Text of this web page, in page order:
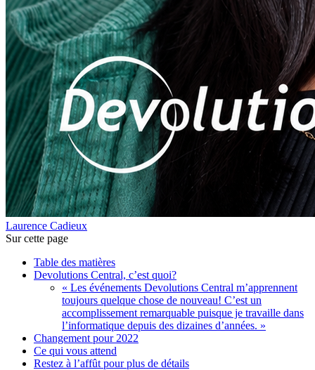
Laurence Cadieux
Sur cette page
Table des matières
Devolutions Central, c’est quoi?
« Les événements Devolutions Central m’apprennent
toujours quelque chose de nouveau! C’est un
accomplissement remarquable puisque je travaille dans
l’informatique depuis des dizaines d’années. »
Changement pour 2022
Ce qui vous attend
Restez à l’affût pour plus de détails